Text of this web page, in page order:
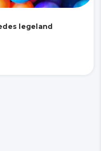
legeland